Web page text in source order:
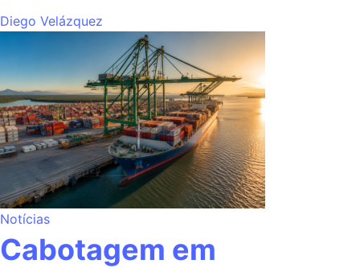
Diego Velázquez
Notícias
Cabotagem em